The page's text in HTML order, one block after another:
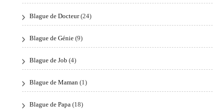
Blague de Docteur(24)
Blague de Génie (9)
Blague de Job (4)
Blague de Maman (1)
Blague de Papa (18)